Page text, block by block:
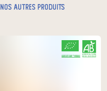
nos autres produits
CERTIFIÉ PAR FR-BIO-01
AGRICULTURE FRANCE